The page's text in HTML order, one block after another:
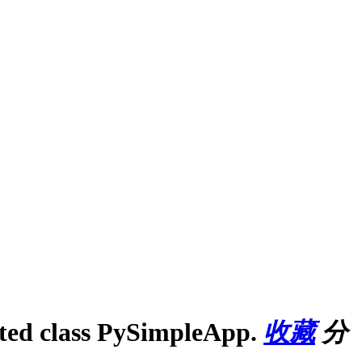
class PySimpleApp. 收藏 分